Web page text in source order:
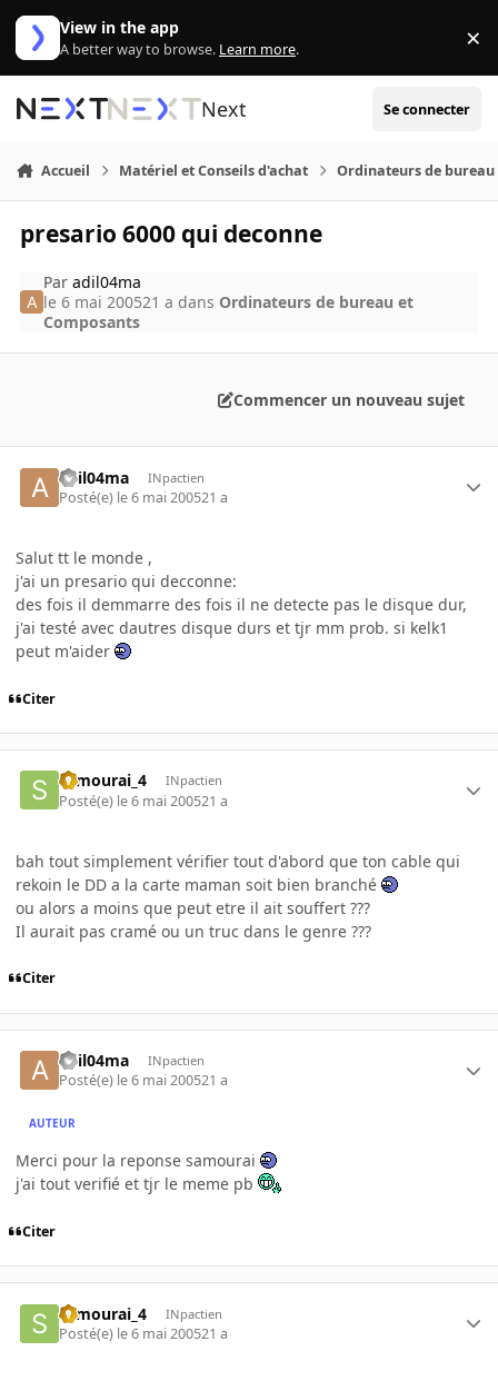
Aller au contenu
View in the app
A better way to browse. Learn more. ×
Next Se connecter
Accueil Matériel et Conseils d'achat Ordinateurs de bureau
presario 6000 qui deconne
Paradil04ma
le 6 mai 200521 a dans Ordinateurs de bureau et
Composants
Commencer un nouveau sujet
adil04ma INpactien
Posté(e) le 6 mai 200521 a
Salut tt le monde ,
j'ai un presario qui decconne:
des fois il demmarre des fois il ne detecte pas le disque dur,
j'ai testé avec dautres disque durs et tjr mm prob. si kelk1
peut m'aider
Citer
samourai_4 INpactien
Posté(e) le 6 mai 200521 a
bah tout simplement vérifier tout d'abord que ton cable qui
rekoin le DD a la carte maman soit bien branché
ou alors a moins que peut etre il ait souffert ???
Il aurait pas cramé ou un truc dans le genre ???
Citer
adil04ma INpactien
Posté(e) le 6 mai 200521 a
AUTEUR
Merci pour la reponse samourai
j'ai tout verifié et tjr le meme pb
Citer
samourai_4 INpactien
Posté(e) le 6 mai 200521 a